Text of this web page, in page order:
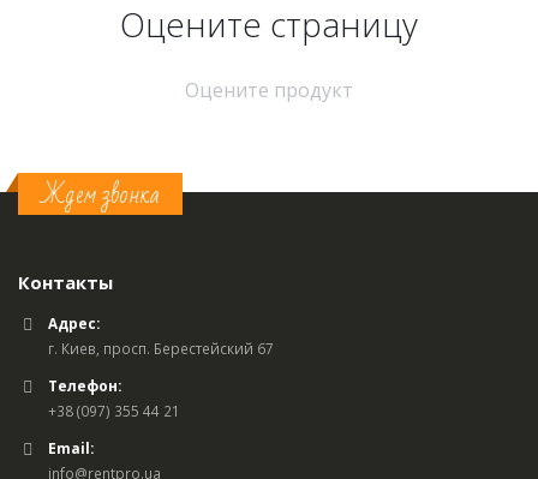
Оцените страницу
Оцените продукт
Ждем звонка
Контакты
Адрес:
г. Киев, просп. Берестейский 67
Телефон:
+38 (097) 355 44 21
Email:
info@rentpro.ua